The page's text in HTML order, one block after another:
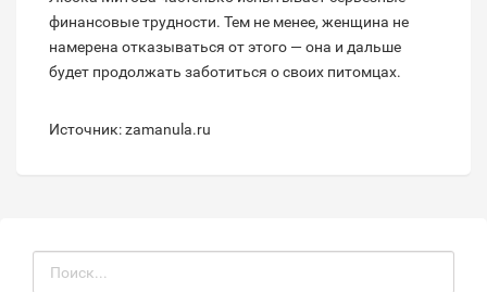
финансовые трудности. Тем не менее, женщина не
намерена отказываться от этого — она и дальше
будет продолжать заботиться о своих питомцах.
Источник: zamanula.ru